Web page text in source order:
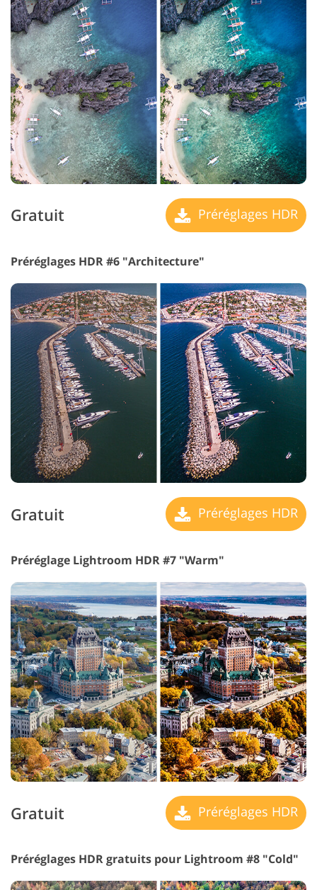
Gratuit Préréglages HDR
Préréglages HDR #6 "Architecture"
Gratuit Préréglages HDR
Préréglage Lightroom HDR #7 "Warm"
Gratuit Préréglages HDR
Préréglages HDR gratuits pour Lightroom #8 "Cold"